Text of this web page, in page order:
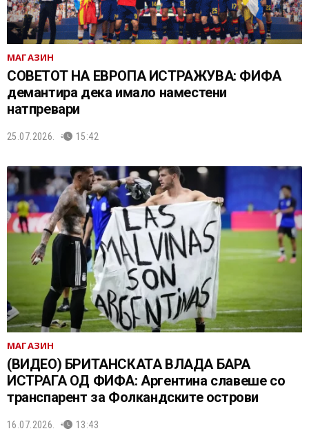
МАГАЗИН
СОВЕТОТ НА ЕВРОПА ИСТРАЖУВА: ФИФА
демантира дека имало наместени
натпревари
25.07.2026. 15:42
МАГАЗИН
(ВИДЕО) БРИТАНСКАТА ВЛАДА БАРА
ИСТРАГА ОД ФИФА: Аргентина славеше со
транспарент за Фолкандските острови
16.07.2026. 13:43